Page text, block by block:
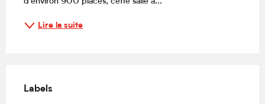
Lire la suite
Labels
Labels